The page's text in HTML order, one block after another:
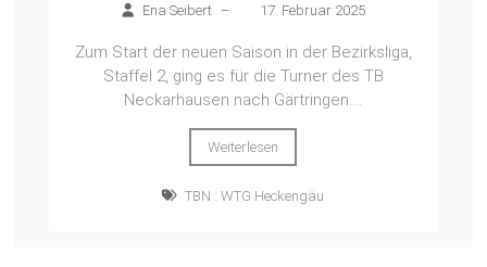
Ena Seibert – 17. Februar 2025
Zum Start der neuen Saison in der Bezirksliga,
Staffel 2, ging es für die Turner des TB
Neckarhausen nach Gärtringen....
Weiterlesen
TBN : WTG Heckengäu